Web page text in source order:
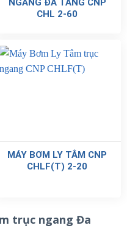
NGANG ĐA TẦNG CNP
CHL 2-60
MÁY BƠM LY TÂM CNP
CHLF(T) 2-20
trục ngang Đa